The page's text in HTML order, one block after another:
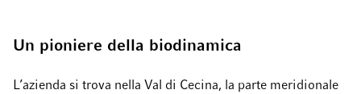
Un pioniere della biodinamica
L’azienda si trova nella Val di Cecina, la parte meridionale